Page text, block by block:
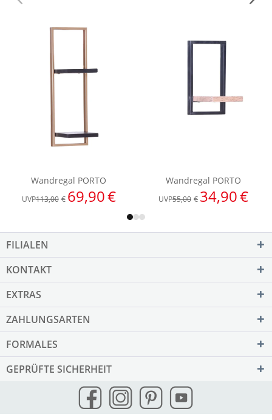
FILIALEN
KONTAKT
EXTRAS
ZAHLUNGSARTEN
FORMALES
GEPRÜFTE SICHERHEIT